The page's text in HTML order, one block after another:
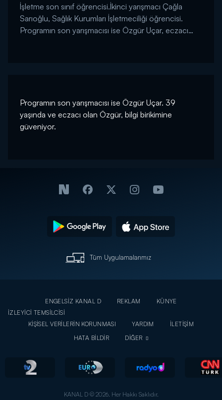
İşletme son sınıf öğrencisi.İkinci yarışmacı Çağla
Sarıoğlu, Sağlık Kurumları İşletmeciliği öğrencisi.
Programın son yarışmacısı ise Özgür Uçar, eczacı
Programın son yarışmacısı ise Özgür Uçar. 39
yaşında ve eczacı olan Özgür, bilgi birikimine
güveniyor.
Tüm Uygulamalarımız
ENGELSİZ KANAL D REKLAM
KÜNYE
İZLEYİCİ TEMSİLCİSİ
KİŞİSEL VERİLERİN KORUNMASI
YARDIM
İLETİŞİM
HATA BİLDİR
DİĞER
KANAL D © 2026. Her Hakkı Saklıdır.